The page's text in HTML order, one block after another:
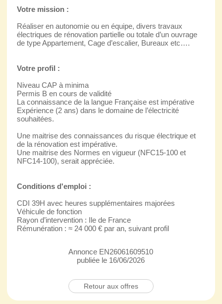
Votre mission :
Réaliser en autonomie ou en équipe, divers travaux
électriques de rénovation partielle ou totale d’un ouvrage
de type Appartement, Cage d’escalier, Bureaux etc….
Votre profil :
Niveau CAP à minima
Permis B en cours de validité
La connaissance de la langue Française est impérative
Expérience (2 ans) dans le domaine de l’électricité
souhaitées.
Une maitrise des connaissances du risque électrique et
de la rénovation est impérative.
Une maitrise des Normes en vigueur (NFC15-100 et
NFC14-100), serait appréciée.
Conditions d'emploi :
CDI 39H avec heures supplémentaires majorées
Véhicule de fonction
Rayon d’intervention : Ile de France
Rémunération : ≈ 24 000 € par an, suivant profil
Annonce EN26061609510
publiée le 16/06/2026
Retour aux offres